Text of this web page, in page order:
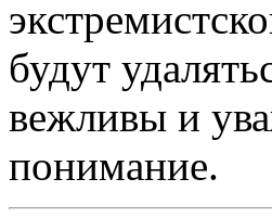
будут
вежливы и
понимание.